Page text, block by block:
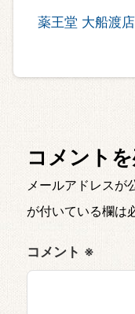
コメント
メールアドレスが
が付いている欄は
コメント ※